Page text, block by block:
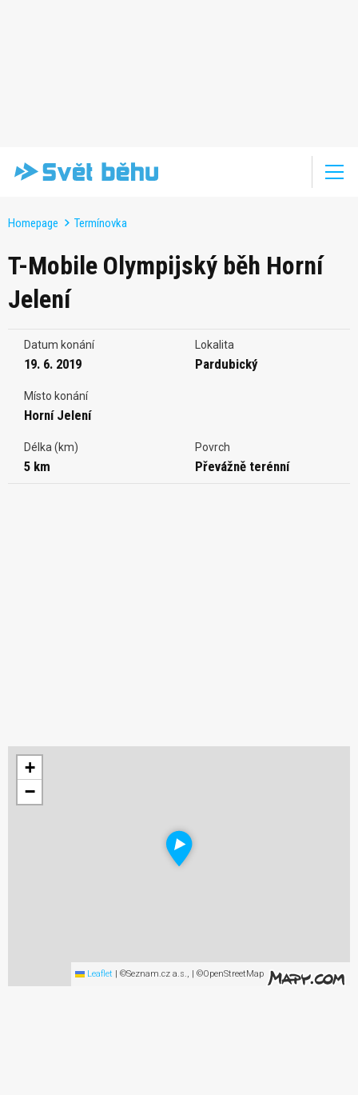
Homepage Termínovka
T-Mobile Olympijský běh Horní
Jelení
Datum konání
19. 6. 2019
Lokalita
Pardubický
Místo konání
Horní Jelení
Délka (km)
5 km
Povrch
Převážně terénní
+
−
Leaflet | ©Seznam.cz a.s., | ©OpenStreetMap